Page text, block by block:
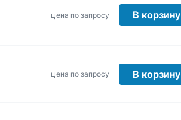
цена по запросу В корзину
цена по запросу В корзину